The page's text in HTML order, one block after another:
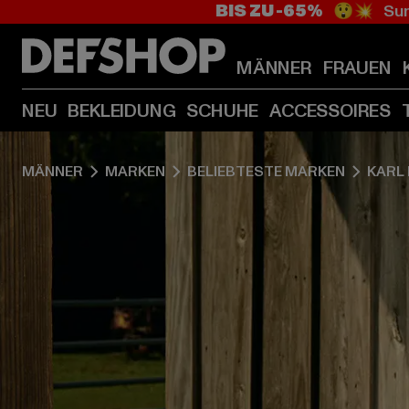
BIS ZU -65% 😲💥
MÄNNER FRAUEN
NEU BEKLEIDUNG SCHUHE ACCESSOIRES
MÄNNER MARKEN BELIEBTESTE MARKEN KARL